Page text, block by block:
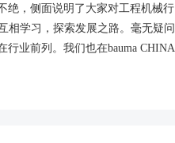
绝，侧面说明了大家对工程机械行
相学习，探索发展之路。毫无疑问
业前列。我们也在bauma CHINA